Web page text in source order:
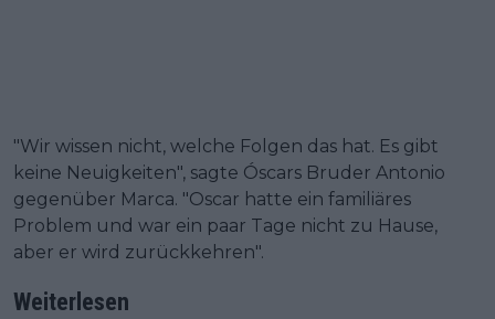
"Wir wissen nicht, welche Folgen das hat. Es gibt
keine Neuigkeiten", sagte Óscars Bruder Antonio
gegenüber Marca. "Oscar hatte ein familiäres
Problem und war ein paar Tage nicht zu Hause,
aber er wird zurückkehren".
Weiterlesen